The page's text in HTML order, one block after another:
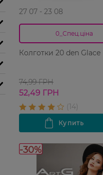
27 07 - 23 08
0_Спец.ціна
Колготки 20 den Glace
74,99 ГРН
52,49 ГРН
-30%